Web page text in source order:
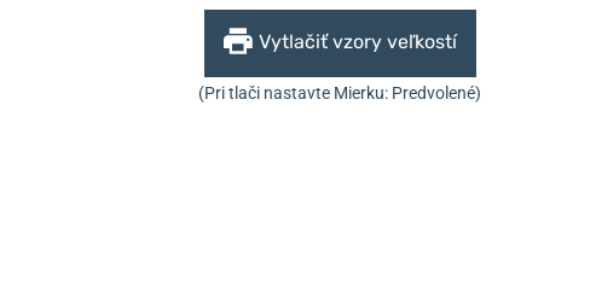
Vytlačiť vzory veľkostí
(Pri tlači nastavte Mierku: Predvolené)